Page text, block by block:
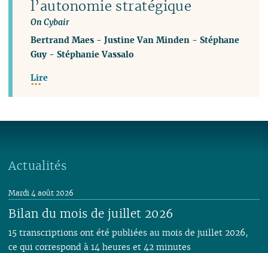
l’autonomie stratégique
On Cybair
Bertrand Maes -Justine Van Minden -Stéphane
Guy-Stéphanie Vassalo
Lire
Actualités
Bilan du mois de juillet 2026
Mardi 4 août 2026
15 transcriptions ont été publiées au mois de juillet 2026,
ce qui correspond à 14 heures et 42 minutes